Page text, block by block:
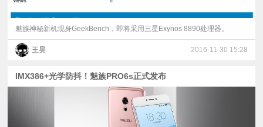
讯
评
魅族神秘新机现身GeekBench，即将采用三星Exynos 8890处理器。
王昊 2016-11-30 15:28
IMX386+光学防抖！魅族PRO6s正式发布